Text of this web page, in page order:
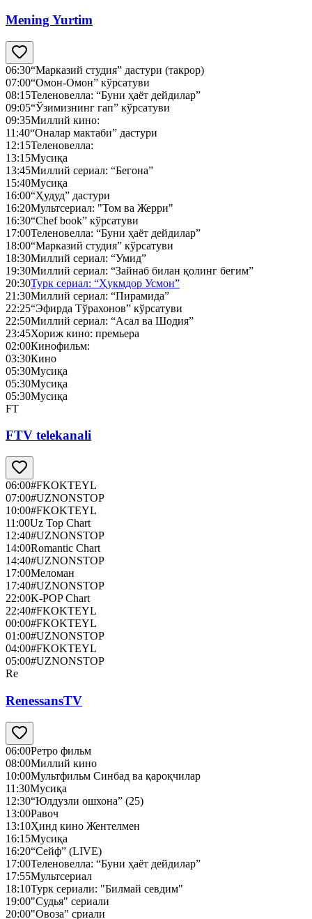
Mening Yurtim
06:30“Марказий студия” дастури (такрор)
07:00“Омон-Омон” кўрсатуви
08:15Теленовелла: “Буни ҳаёт дейдилар”
09:05“Ўзимизнинг гап” кўрсатуви
09:35Миллий кино:
11:40“Оналар мактаби” дастури
12:15Теленовелла:
13:15Мусиқа
13:45Миллий сериал: “Бегона”
15:40Мусиқа
16:00“Ҳудуд” дастури
16:20Мультсериал: "Том ва Жерри"
16:30“Chef book” кўрсатуви
17:00Теленовелла: “Буни ҳаёт дейдилар”
18:00“Марказий студия” кўрсатуви
18:30Миллий сериал: “Умид”
19:30Миллий сериал: “Зайнаб билан қолинг бегим”
20:30Турк сериал: “Ҳукмдор Усмон”
21:30Миллий сериал: “Пирамида”
22:25“Эфирда Тўрахонов” кўрсатуви
22:50Миллий сериал: “Асал ва Шодия”
23:45Хориж кино: премьера
02:00Кинофильм:
03:30Кино
05:30Мусиқа
05:30Мусиқа
05:30Мусиқа
FT
FTV telekanali
06:00#FKOKTEYL
07:00#UZNONSTOP
10:00#FKOKTEYL
11:00Uz Top Chart
12:40#UZNONSTOP
14:00Romantic Chart
14:40#UZNONSTOP
17:00Меломан
17:40#UZNONSTOP
22:00K-POP Chart
22:40#FKOKTEYL
00:00#FKOKTEYL
01:00#UZNONSTOP
04:00#FKOKTEYL
05:00#UZNONSTOP
Re
RenessansTV
06:00Ретро фильм
08:00Миллий кино
10:00Мультфильм Синбад ва қароқчилар
11:30Мусиқа
12:30“Юлдузли ошхона” (25)
13:00Равоч
13:10Ҳинд кино Жентелмен
16:15Мусиқа
16:20“Сейф” (LIVE)
17:00Теленовелла: “Буни ҳаёт дейдилар”
17:55Мультсериал
18:10Турк сериали: "Билмай севдим"
19:00"Судья" сериали
20:00"Овоза" сриали